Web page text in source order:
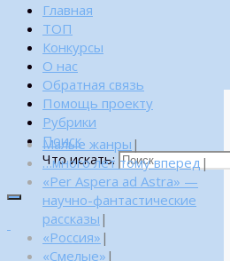
Главная
ТОП
Конкурсы
О нас
Обратная связь
Помощь проекту
Рубрики
Поиск
Что искать:
Малые жанры |
…много лет тому вперед |
«Per Aspera ad Astra» —
научно-фантастические
рассказы |
«Россия» |
«Смелые» |